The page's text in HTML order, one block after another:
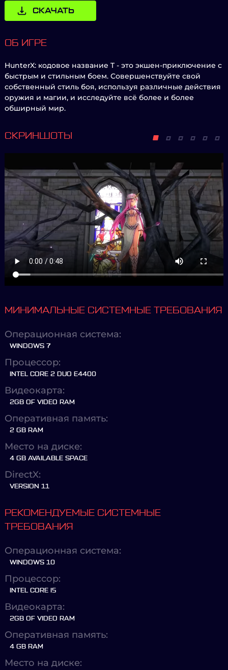
СКАЧАТЬ
ОБ ИГРЕ
HunterX: кодовое название T - это экшен-приключение с
быстрым и стильным боем. Совершенствуйте свой
собственный стиль боя, используя различные действия
оружия и магии, и исследуйте всё более и более
обширный мир.
СКРИНШОТЫ
МИНИМАЛЬНЫЕ СИСТЕМНЫЕ ТРЕБОВАНИЯ
Операционная система:
WINDOWS 7
Процессор:
INTEL CORE 2 DUO E4400
Видеокарта:
2GB OF VIDEO RAM
Оперативная память:
2 GB RAM
Место на диске:
4 GB AVAILABLE SPACE
DirectX:
VERSION 11
РЕКОМЕНДУЕМЫЕ СИСТЕМНЫЕ
ТРЕБОВАНИЯ
Операционная система:
WINDOWS 10
Процессор:
INTEL CORE I5
Видеокарта:
2GB OF VIDEO RAM
Оперативная память:
4 GB RAM
Место на диске: